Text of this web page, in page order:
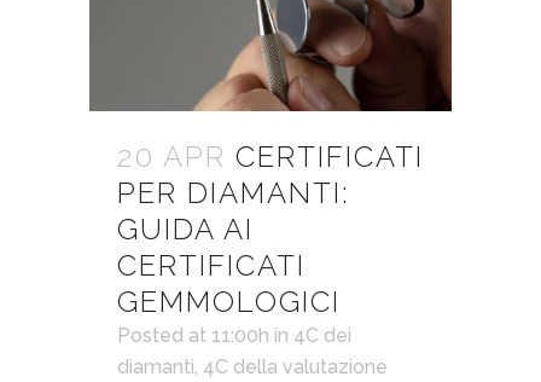
20 APR CERTIFICATI
PER DIAMANTI:
GUIDA AI
CERTIFICATI
GEMMOLOGICI
Posted at 11:00h in 4C dei
diamanti, 4C della valutazione